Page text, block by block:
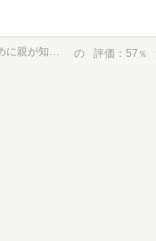
プログラミング教育が変える子どもの未来 AIの時代を生きるために親が知っておきたい4つのこと の 評価 57 ％